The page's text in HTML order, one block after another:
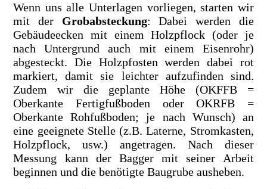
Wenn uns alle Unterlagen vorliegen, starten wir
mit der Grobabsteckung: Dabei werden die
Gebäudeecken mit einem Holzpflock (oder je
nach Untergrund auch mit einem Eisenrohr)
abgesteckt. Die Holzpfosten werden dabei rot
markiert, damit sie leichter aufzufinden sind.
Zudem wir die geplante Höhe (OKFFB =
Oberkante Fertigfußboden oder OKRFB =
Oberkante Rohfußboden; je nach Wunsch) an
eine geeignete Stelle (z.B. Laterne, Stromkasten,
Holzpflock, usw.) angetragen. Nach dieser
Messung kann der Bagger mit seiner Arbeit
beginnen und die benötigte Baugrube ausheben.